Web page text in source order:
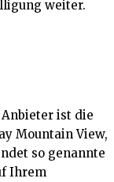
weiter.
ist die
Mountain View,
so genannte
Ihrem